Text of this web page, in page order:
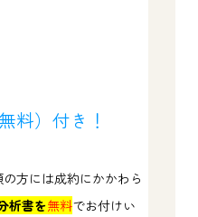
料）付き！
方には成約にかかわら
析書を無料でお付けい